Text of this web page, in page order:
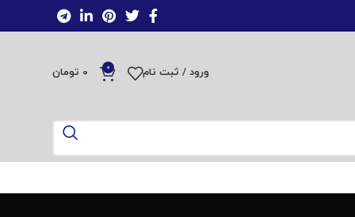
ورود / ثبت نام 0
0 تومان